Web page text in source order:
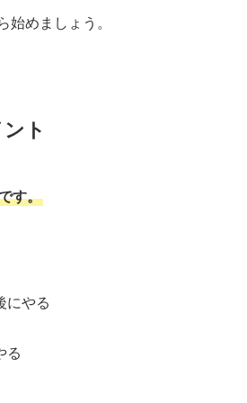
始めましょう。
ト
す。
にやる
る